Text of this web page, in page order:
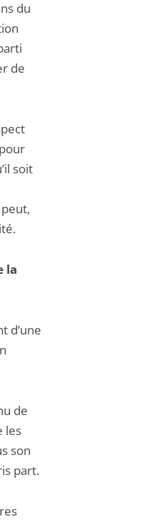
du
de
soit
la
d’une
de
les
son
part.